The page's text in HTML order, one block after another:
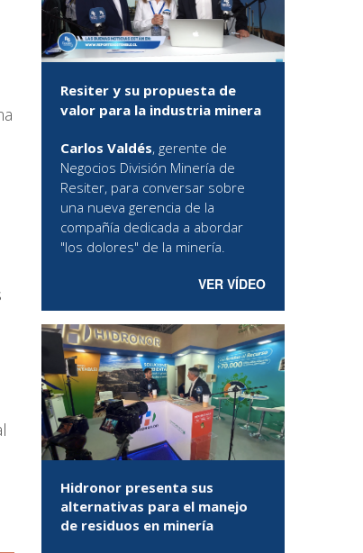
Resiter y su propuesta de
valor para la industria minera
Carlos Valdés, gerente de
Negocios División Minería de
Resiter, para conversar sobre
una nueva gerencia de la
compañía dedicada a abordar
"los dolores" de la minería.
VER VÍDEO
Hidronor presenta sus
alternativas para el manejo
de residuos en minería